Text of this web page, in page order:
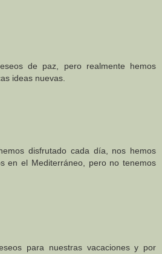
de paz, pero realmente hemos
ideas nuevas.
disfrutado cada día, nos hemos
en el Mediterráneo, pero no tenemos
para nuestras vacaciones y por